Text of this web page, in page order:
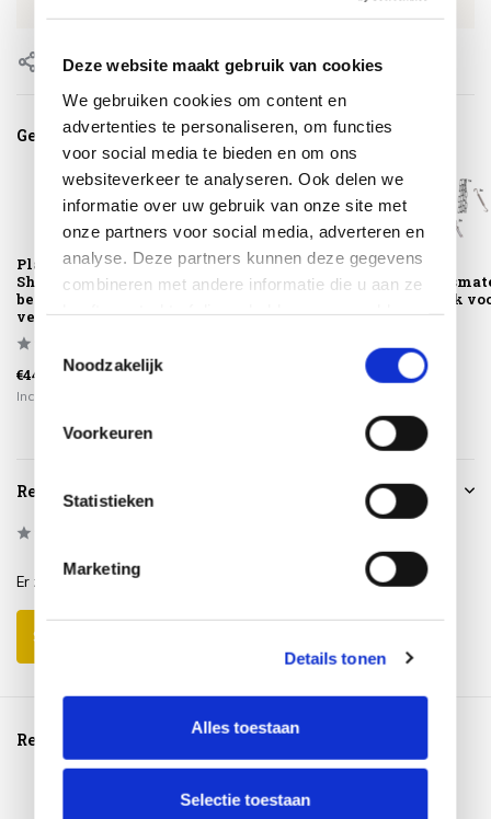
Deze website maakt gebruik van cookies
We gebruiken cookies om content en
advertenties te personaliseren, om functies
voor social media te bieden en om ons
websiteverkeer te analyseren. Ook delen we
informatie over uw gebruik van onze site met
onze partners voor social media, adverteren en
analyse. Deze partners kunnen deze gegevens
combineren met andere informatie die u aan ze
Noodzakelijk
Voorkeuren
Statistieken
Marketing
Details tonen
Alles toestaan
Selectie toestaan
Delen
Gerelateerde producten
Platinum Sun &
Shade
bevestigings
verlengset voor ...
€44,95
Incl. btw
Platinum Sun &
Shade
voor schaduwd...
Platinum
schaduwdoek
€619,00
Reviews
Er zijn nog geen reviews geschreven over dit product..
Schrijf je eigen review
Reeds bekeken